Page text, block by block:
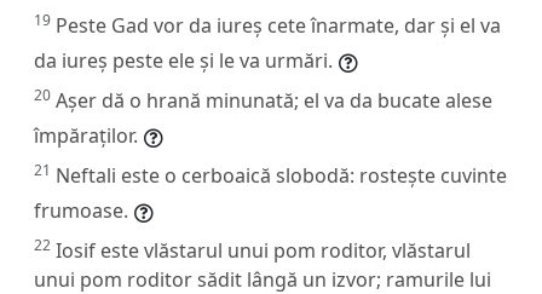
19 Peste Gad vor da iureș cete înarmate, dar și el va
da iureș peste ele și le va urmări.
20 Așer dă o hrană minunată; el va da bucate alese
împăraților.
21 Neftali este o cerboaică slobodă: rostește cuvinte
frumoase.
22 Iosif este vlăstarul unui pom roditor, vlăstarul
unui pom roditor sădit lângă un izvor; ramurile lui